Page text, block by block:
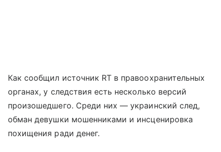
Как сообщил источник RT в правоохранительных
органах, у следствия есть несколько версий
произошедшего. Среди них — украинский след,
обман девушки мошенниками и инсценировка
похищения ради денег.